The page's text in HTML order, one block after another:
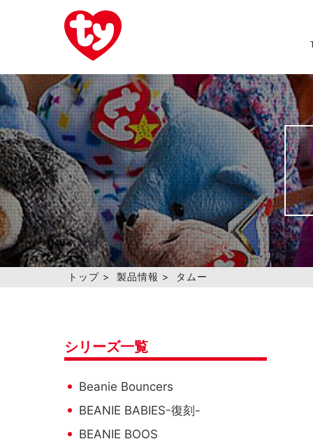
トップ > 製品情報 > タムー
シリーズ一覧
Beanie Bouncers
BEANIE BABIES-復刻-
BEANIE BOOS